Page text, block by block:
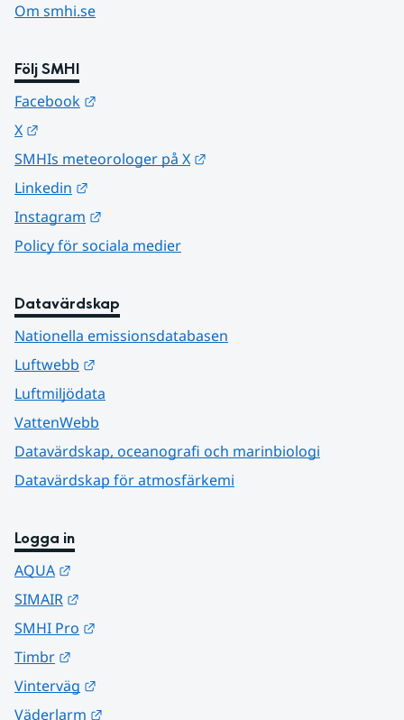
Om smhi.se
Följ SMHI
Facebook
X
SMHIs meteorologer på X
Linkedin
Instagram
Policy för sociala medier
Datavärdskap
Nationella emissionsdatabasen
Luftwebb
Luftmiljödata
VattenWebb
Datavärdskap, oceanografi och marinbiologi
Datavärdskap för atmosfärkemi
Logga in
AQUA
SIMAIR
SMHI Pro
Timbr
Vinterväg
Väderlarm